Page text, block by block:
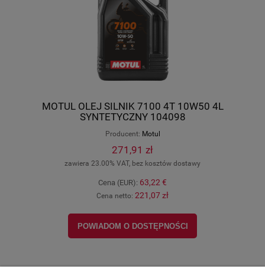
MOTUL OLEJ SILNIK 7100 4T 10W50 4L
SYNTETYCZNY 104098
Producent: Motul
271,91 zł
zawiera 23.00% VAT, bez kosztów dostawy
Cena (EUR): 63,22 €
Cena netto: 221,07 zł
POWIADOM O DOSTĘPNOŚCI